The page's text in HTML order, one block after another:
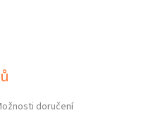
doručení